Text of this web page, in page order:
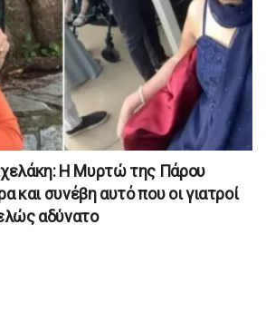
Η Μυρτώ της Πάρου
και συνέβη αυτό που οι γιατροί
αδύνατο